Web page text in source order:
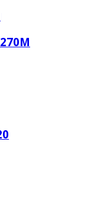
de
painel
um